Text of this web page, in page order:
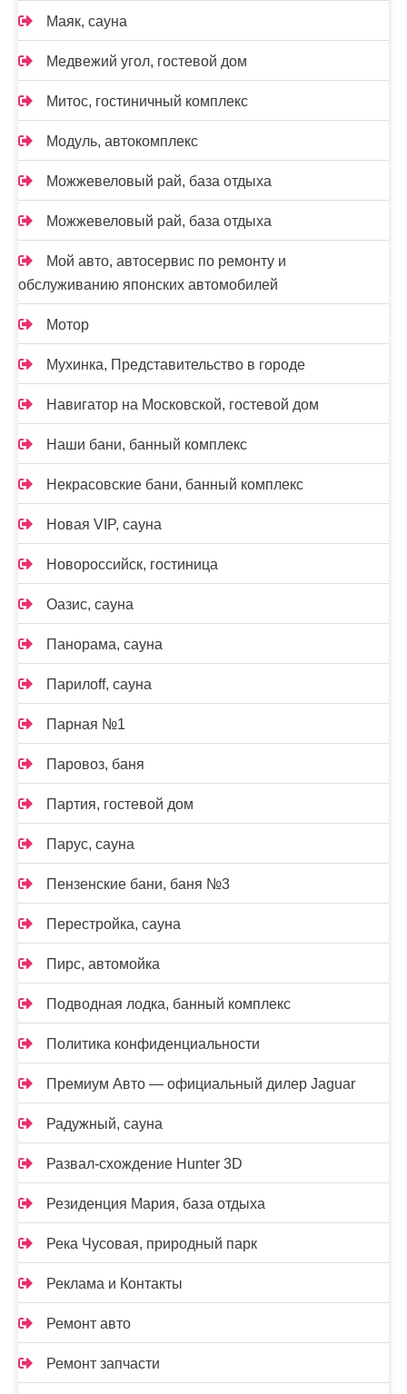
Маяк, сауна
Медвежий угол, гостевой дом
Митос, гостиничный комплекс
Модуль, автокомплекс
Можжевеловый рай, база отдыха
Можжевеловый рай, база отдыха
Мой авто, автосервис по ремонту и
обслуживанию японских автомобилей
Мотор
Мухинка, Представительство в городе
Навигатор на Московской, гостевой дом
Наши бани, банный комплекс
Некрасовские бани, банный комплекс
Новая VIP, сауна
Новороссийск, гостиница
Оазис, сауна
Панорама, сауна
Парилоff, сауна
Парная №1
Паровоз, баня
Партия, гостевой дом
Парус, сауна
Пензенские бани, баня №3
Перестройка, сауна
Пирс, автомойка
Подводная лодка, банный комплекс
Политика конфиденциальности
Премиум Авто — официальный дилер Jaguar
Радужный, сауна
Развал-схождение Hunter 3D
Резиденция Мария, база отдыха
Река Чусовая, природный парк
Реклама и Контакты
Ремонт авто
Ремонт запчасти